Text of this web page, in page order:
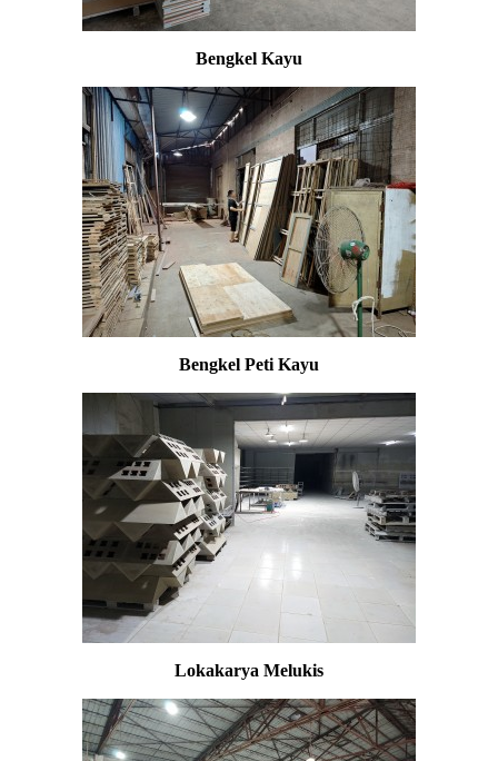
Bengkel Kayu
Bengkel Peti Kayu
Lokakarya Melukis